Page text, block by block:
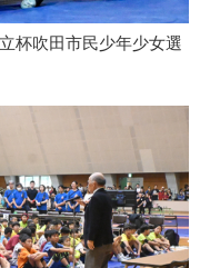
杯吹田市民少年少女選